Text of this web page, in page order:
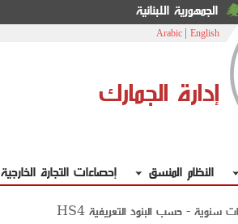
الجمهورية اللبنانية
Arabic English
إدارة الجمارك
النظام المنسق إحصاءات التجارة الخارجية
سنوية - حسب البنود التعريفية